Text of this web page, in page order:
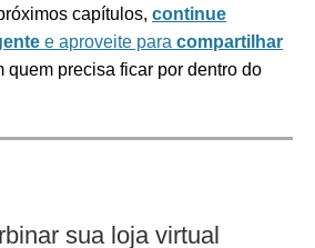
capítulos, continue
e aproveite para compartilhar
quem precisa ficar por dentro do
sua loja virtual